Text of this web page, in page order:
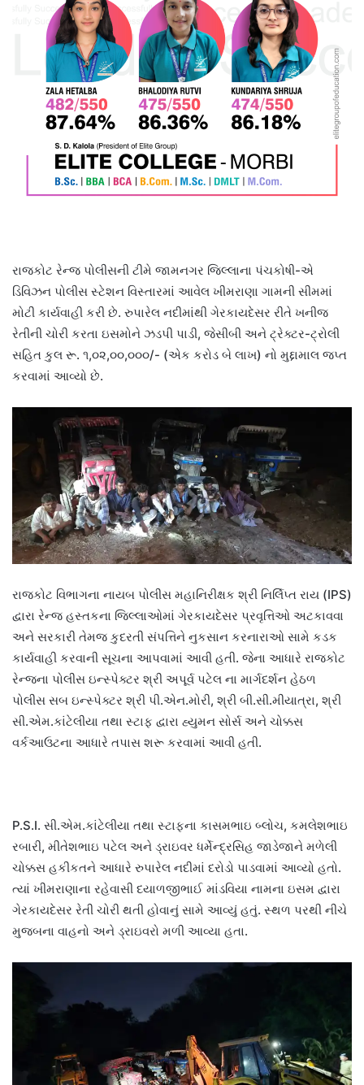
રાજકોટ રેન્જ પોલીસની ટીમે જામનગર જિલ્લાના પંચકોષી-એ
ડિવિઝન પોલીસ સ્ટેશન વિસ્તારમાં આવેલ ખીમરાણા ગામની સીમમાં
મોટી કાર્યવાહી કરી છે. રુપારેલ નદીમાંથી ગેરકાયદેસર રીતે ખનીજ
રેતીની ચોરી કરતા ઇસમોને ઝડપી પાડી, જેસીબી અને ટ્રેક્ટર-ટ્રોલી
સહિત કુલ રૂ. ૧,૦૨,૦૦,૦૦૦/- (એક કરોડ બે લાખ) નો મુદ્દામાલ જપ્ત
કરવામાં આવ્યો છે.
રાજકોટ વિભાગના નાયબ પોલીસ મહાનિરીક્ષક શ્રી નિર્લિપ્ત રાય (IPS)
દ્વારા રેન્જ હસ્તકના જિલ્લાઓમાં ગેરકાયદેસર પ્રવૃત્તિઓ અટકાવવા
અને સરકારી તેમજ કુદરતી સંપત્તિને નુકસાન કરનારાઓ સામે કડક
કાર્યવાહી કરવાની સૂચના આપવામાં આવી હતી. જેના આધારે રાજકોટ
રેન્જના પોલીસ ઇન્સ્પેક્ટર શ્રી અપૂર્વ પટેલ ના માર્ગદર્શન હેઠળ
પોલીસ સબ ઇન્સ્પેક્ટર શ્રી પી.એન.મોરી, શ્રી બી.સી.મીયાત્રા, શ્રી
સી.એમ.કાંટેલીયા તથા સ્ટાફ દ્વારા હ્યુમન સોર્સ અને ચોક્કસ
વર્કઆઉટના આધારે તપાસ શરૂ કરવામાં આવી હતી.
P.S.I. સી.એમ.કાંટેલીયા તથા સ્ટાફના કાસમભાઇ બ્લોચ, કમલેશભાઇ
રબારી, મીતેશભાઇ પટેલ અને ડ્રાઇવર ધર્મેન્દ્રસિહ જાડેજાને મળેલી
ચોક્કસ હકીકતને આધારે રુપારેલ નદીમાં દરોડો પાડવામાં આવ્યો હતો.
ત્યાં ખીમરાણાના રહેવાસી દયાળજીભાઈ માંડવિયા નામના ઇસમ દ્વારા
ગેરકાયદેસર રેતી ચોરી થતી હોવાનું સામે આવ્યું હતું. સ્થળ પરથી નીચે
મુજબના વાહનો અને ડ્રાઇવરો મળી આવ્યા હતા.